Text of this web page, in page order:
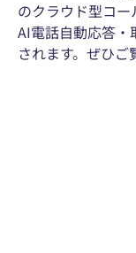
のクラウド型コ
AI電話自動応答
されます。ぜひご